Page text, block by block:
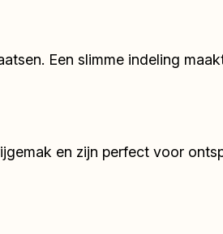
Een slimme indeling
en zijn perfect voor